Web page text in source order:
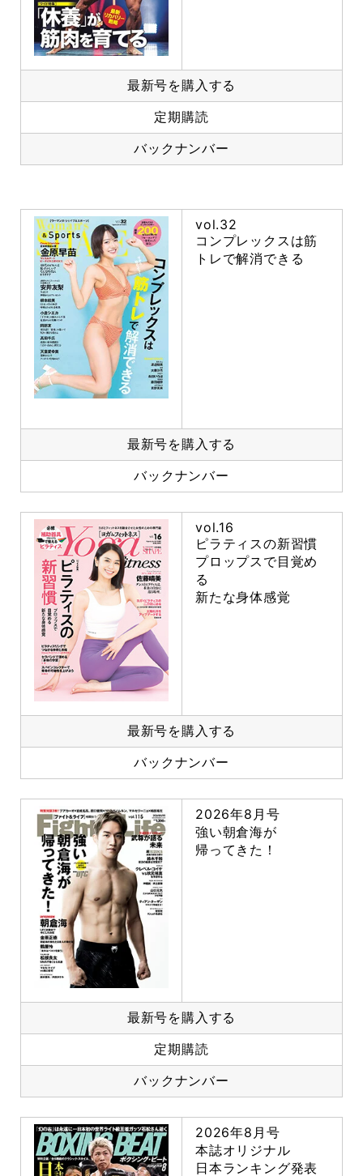
最新号を購入する
定期購読
バックナンバー
vol.32
コンプレックスは筋
トレで解消できる
最新号を購入する
バックナンバー
vol.16
ピラティスの新習慣
プロップスで目覚め
る
新たな身体感覚
最新号を購入する
バックナンバー
2026年8月号
強い朝倉海が
帰ってきた！
最新号を購入する
定期購読
バックナンバー
2026年8月号
本誌オリジナル
日本ランキング発表